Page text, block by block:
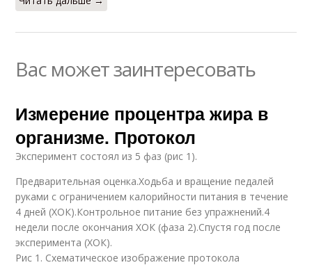
Вас может заинтересовать
Измерение процентра жира в
организме. Протокол
Эксперимент состоял из 5 фаз (рис 1).
Предварительная оценка.Ходьба и вращение педалей
руками с ограничением калорийности питания в течение
4 дней (ХОК).Контрольное питание без упражнений.4
недели после окончания ХОК (фаза 2).Спустя год после
эксперимента (ХОК).
Рис 1. Схематическое изображение протокола